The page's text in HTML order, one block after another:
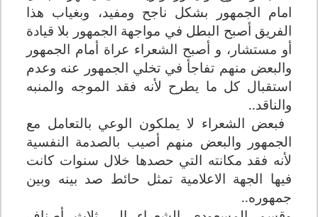
امام الجمهور بشكل ناجح ومفيد، وبغياب هذا
الفريق أصبح البطل في مواجهة الجمهور بلا قيادة
أو مستشار، و أصبح الشعراء عراة أمام الجمهور
والبعض منهم تفاجأ في تخلي الجمهور عنه وعدم
استقبال كل ما يطرح لأنه فقد الموجه والمنبه
والناقد..
فبعض الشعراء لا يملكون الوعي بالتعامل مع
الجمهور والبعض منهم أصيب بالصدمة النفسية
لأنه فقد مكانته التي حصدها خلال سنوات كانت
فيها الجهة الاعلامية تمثل حائط صد بينه وبين
جمهوره..